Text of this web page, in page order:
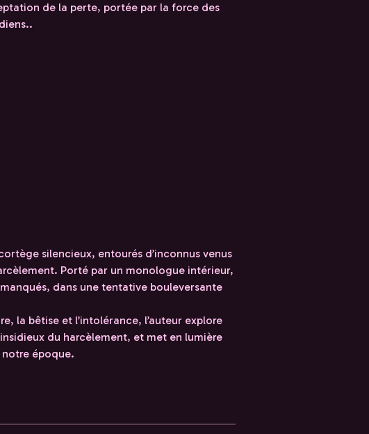
de la perte, portée par la force des
silencieux, entourés d’inconnus venus
Porté par un monologue intérieur,
dans une tentative bouleversante
la bêtise et l’intolérance, l’auteur explore
du harcèlement, et met en lumière
notre époque.